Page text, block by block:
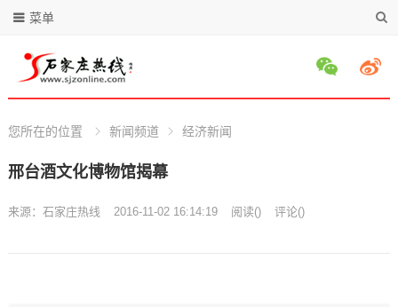
菜单
您所在的位置 新闻频道 经济新闻
邢台酒文化博物馆揭幕
来源： 石家庄热线 2016-11-02 16:14:19 阅读() 评论()